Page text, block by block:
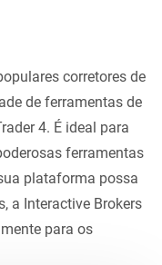
corretores de
de ferramentas de
4. É ideal para
ferramentas
plataforma possa
a Interactive Brokers
para os